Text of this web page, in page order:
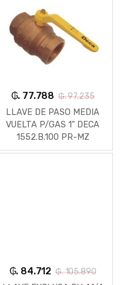
₲. 77.788 ₲. 97.235
LLAVE DE PASO MEDIA
VUELTA P/GAS 1" DECA
1552.B.100 PR-MZ
₲. 84.712 ₲. 105.890